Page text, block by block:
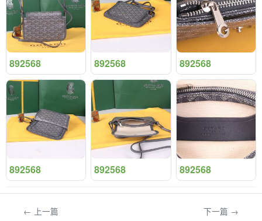
892568 892568 892568
892568 892568 892568
← 上一篇 下一篇 →